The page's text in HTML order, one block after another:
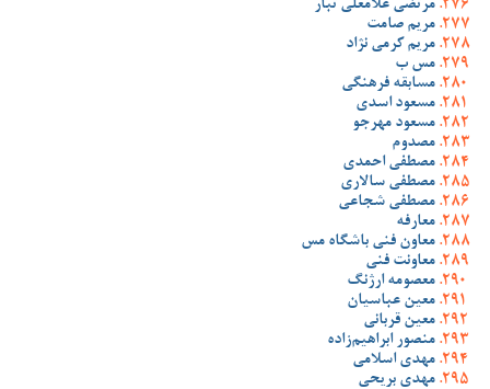
مرتضی غلامعلی تبار
مریم صامت
مریم کرمی نژاد
مس ب
مسابقه فرهنگی
مسعود اسدی
مسعود مهرجو
مصدوم
مصطفی احمدی
مصطفی سالاری
مصطفی شجاعی
معارفه
معاون فنی باشگاه مس
معاونت فنی
معصومه ارژنگ
معین عباسیان
معین قربانی
منصور ابراهیم‌زاده
مهدی اسلامی
مهدی بریحی